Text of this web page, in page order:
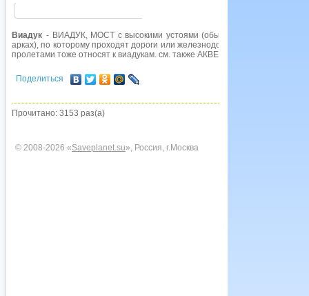
Виадук - ВИАДУК, МОСТ с высокими устоями (обычно покоящийся на
арках), по которому проходят дороги или железнодорожные пути.
пролетами тоже относят к виадукам. см. также АКВЕДУК.
Поделиться
Прочитано: 3153 раз(а)
© 2008-2026 «Saveplanet.su», Россия, г.Москва